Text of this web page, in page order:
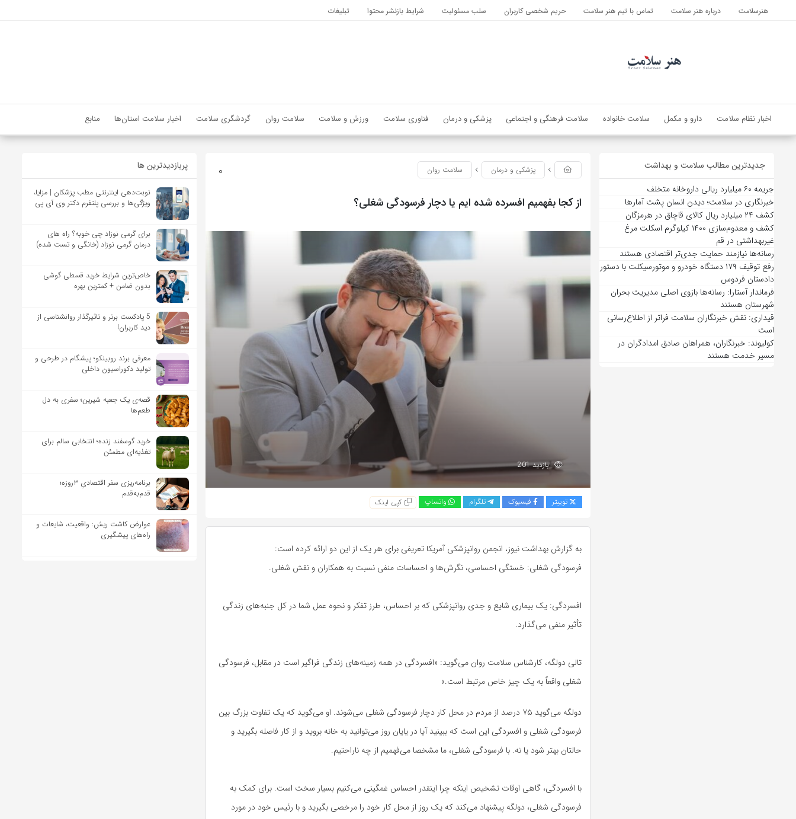
هنرسلامت درباره هنر سلامت تماس با تیم هنر سلامت حریم شخصی کاربران سلب مسئولیت شرایط بازنشر محتوا تبلیغات
اخبار نظام سلامت دارو و مکمل سلامت خانواده سلامت فرهنگی و اجتماعی پزشکی و درمان فناوری سلامت ورزش و سلامت سلامت روان گردشگری سلامت اخبار سلامت استان‌ها منابع
جدیدترین مطالب سلامت و بهداشت
جریمه ۶۰ میلیارد ریالی داروخانه متخلف
خبرنگاری در سلامت؛ دیدن انسان پشت آمارها
کشف ۲۴ میلیارد ریال کالای قاچاق در هرمزگان
کشف و معدوم‌سازی ۱۴۰۰ کیلوگرم اسکلت مرغ
غیربهداشتی در قم
رسانه‌ها نیازمند حمایت جدی‌تر اقتصادی هستند
رفع توقیف ۱۷۹ دستگاه خودرو و موتورسیکلت با دستور
دادستان فردوس
فرماندار آستارا: رسانه‌ها بازوی اصلی مدیریت بحران
شهرستان هستند
قیداری: نقش خبرنگاران سلامت فراتر از اطلاع‌رسانی
است
کولیوند: خبرنگاران، همراهان صادق امدادگران در
مسیر خدمت هستند
0 پزشکی و درمان سلامت روان
از کجا بفهمیم افسرده شده ایم یا دچار فرسودگی شغلی؟
بازدید 201
توییتر فیسبوک تلگرام واتساپ کپی لینک
به گزارش بهداشت نیوز، انجمن روانپزشکی آمریکا تعریفی برای هر یک از این دو ارائه کرده است:
فرسودگی شغلی: خستگی احساسی، نگرش‌ها و احساسات منفی نسبت به همکاران و نقش شغلی.
افسردگی: یک بیماری شایع و جدی روانپزشکی که بر احساس، طرز تفکر و نحوه عمل شما در کل جنبه‌های زندگی
تأثیر منفی می‌گذارد.
تالی دولگه، کارشناس سلامت روان می‌گوید: «افسردگی در همه زمینه‌های زندگی فراگیر است در مقابل، فرسودگی
شغلی واقعاً به یک چیز خاص مرتبط است.»
دولگه می‌گوید ۷۵ درصد از مردم در محل کار دچار فرسودگی شغلی می‌شوند. او می‌گوید که یک تفاوت بزرگ بین
فرسودگی شغلی و افسردگی این است که ببینید آیا در یایان روز می‌توانید به خانه بروید و از کار فاصله بگیرید و
حالتان بهتر شود یا نه. با فرسودگی شغلی، ما مشخصا می‌فهمیم از چه ناراحتیم.
با افسردگی، گاهی اوقات تشخیص اینکه چرا اینقدر احساس غمگینی می‌کنیم بسیار سخت است. برای کمک به
فرسودگی شغلی، دولگه پیشنهاد می‌کند که یک روز از محل کار خود را مرخصی بگیرید و با رئیس خود در مورد
پربازدیدترین ها
نوبت‌دهی اینترنتی مطب پزشکان | مزایا،
ویژگی‌ها و بررسی پلتفرم دکتر وی آی پی
برای گرمی نوزاد چی خوبه؟ راه های
درمان گرمی نوزاد (خانگی و تست شده)
خاص‌ترین شرایط خرید قسطی گوشی
بدون ضامن + کمترین بهره
5 پادکست برتر و تاثیرگذار روانشناسی از
دید کاربران!
معرفی برند روبینکو؛ پیشگام در طرحی و
تولید دکوراسیون داخلی
قصه‌ی یک جعبه شیرین؛ سفری به دل
طعم‌ها
خرید گوسفند زنده؛ انتخابی سالم برای
تغذیه‌ای مطمئن
برنامه‌ریزی سفر اقتصادیِ ۳روزه؛
قدم‌به‌قدم
عوارض کاشت ریش: واقعیت، شایعات و
راه‌های پیشگیری